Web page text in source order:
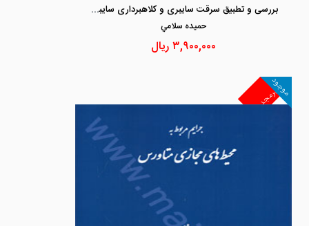
بررسی و تطبیق سرقت سایبری و کلاهبرداری سایبری
حميده سلامي
۳,۹۰۰,۰۰۰ریال
غیرمجد
موجود